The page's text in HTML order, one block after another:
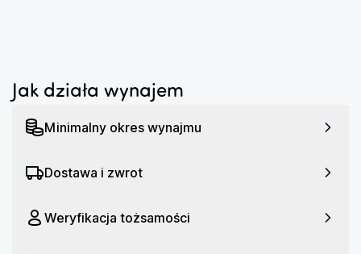
swoich możliwości. Zasil swoje treningi na dłużej
oferują imponującą żywotność baterii. Do 24-godzin
przerwy w muzyce podczas treningu. Szybkie
odtwarzania po zaledwie 10 minutach ładowania,
umożliwiając Ci kontynuowanie treningu bez długich
Jak działa wynajem
Minimalny okres wynajmu
Dostawa i zwrot
Weryfikacja tożsamości